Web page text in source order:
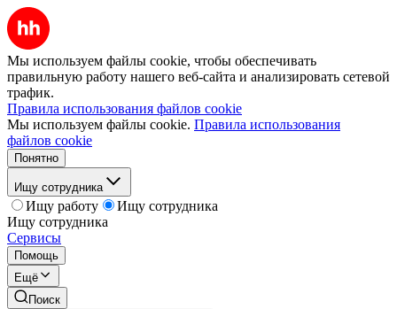
Мы используем файлы cookie, чтобы обеспечивать
правильную работу нашего веб-сайта и анализировать сетевой
трафик.
Правила использования файлов cookie
Мы используем файлы cookie. Правила использования
файлов cookie
Понятно
Ищу сотрудника
Ищу работу
Ищу сотрудника
Ищу сотрудника
Сервисы
Помощь
Ещё
Поиск